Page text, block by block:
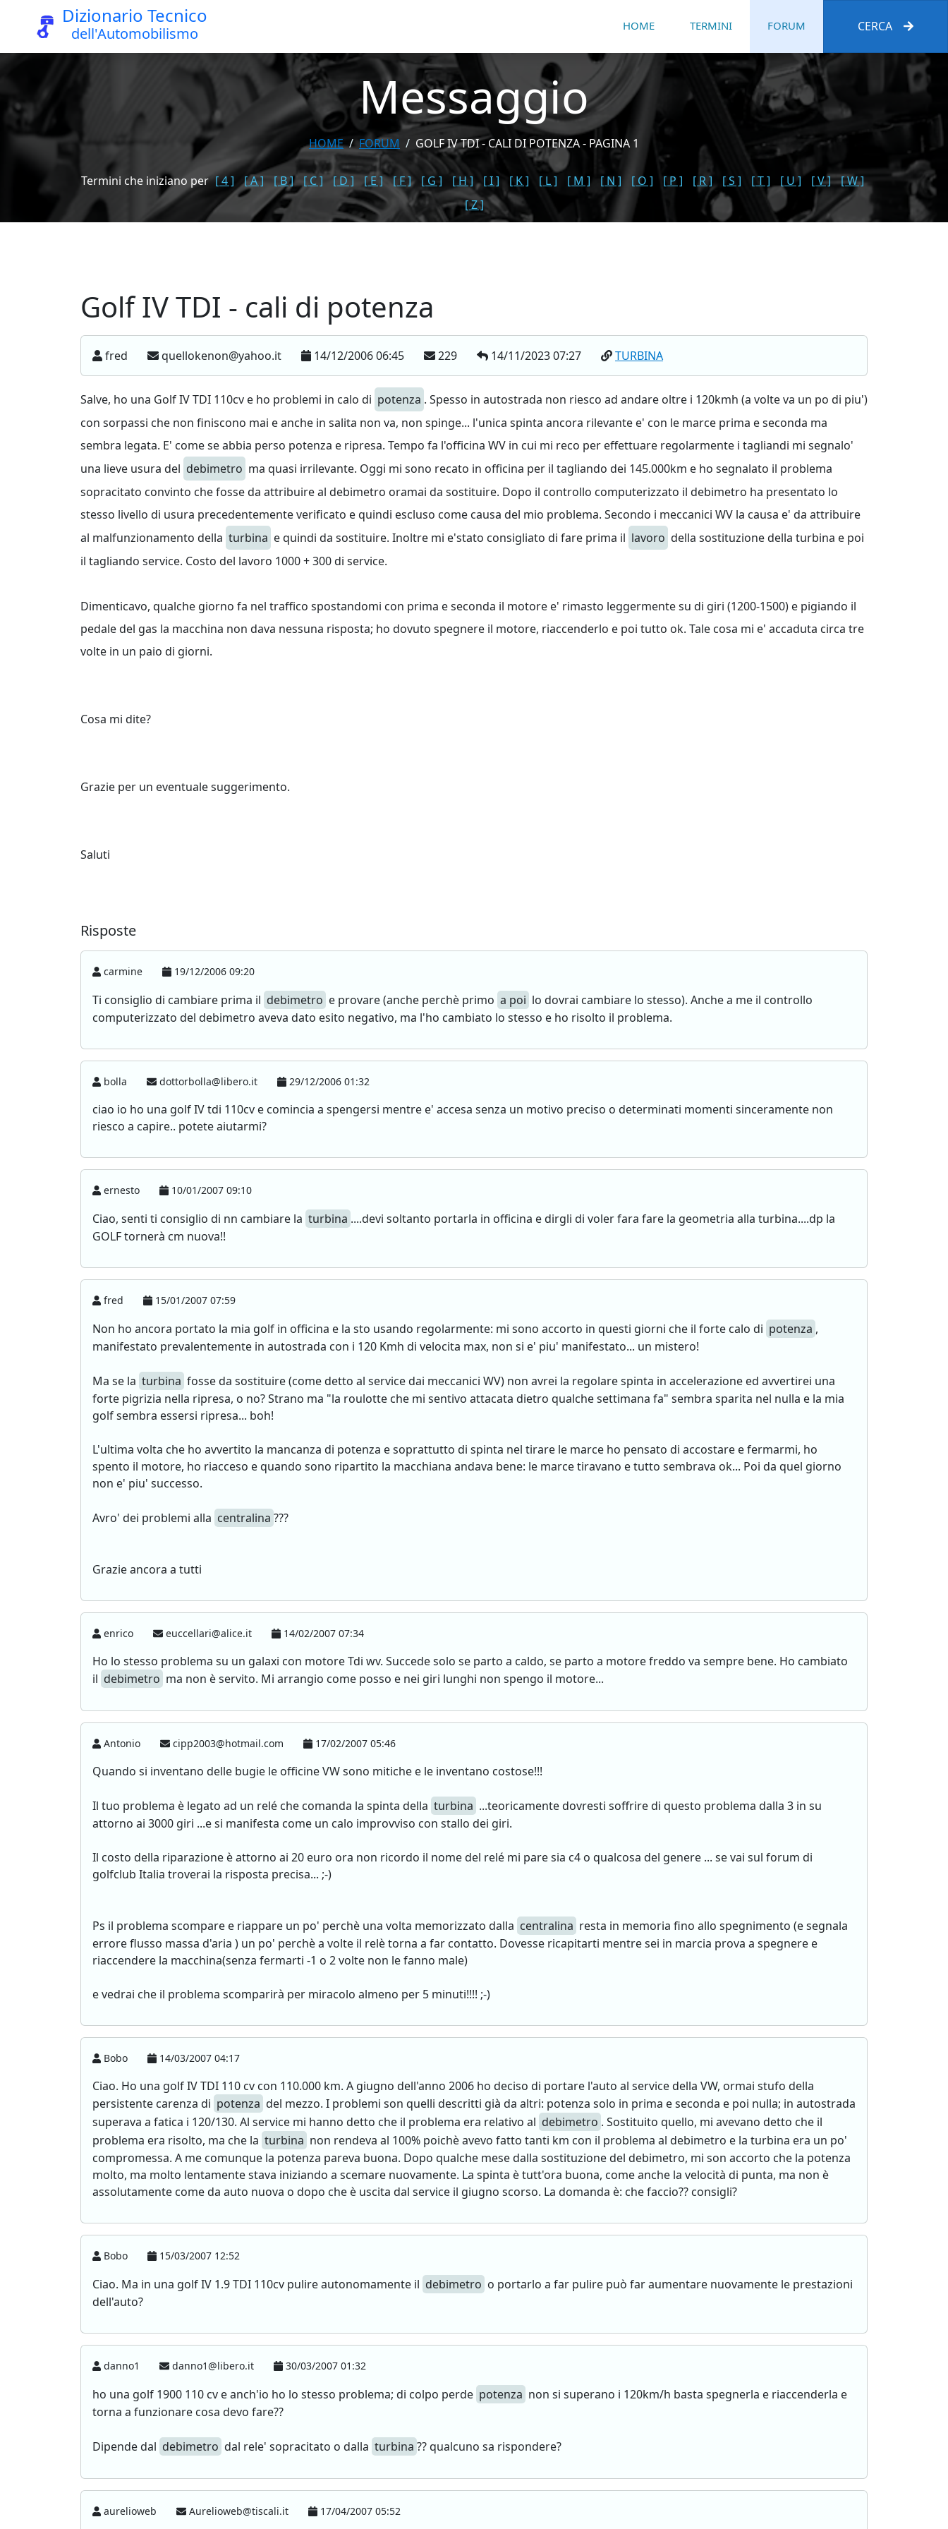
Dizionario Tecnico
dell'Automobilismo HOME TERMINI FORUM CERCA
Messaggio
HOME FORUM GOLF IV TDI - CALI DI POTENZA - PAGINA 1
Termini che iniziano per [ 4 ] [ A ] [ B ] [ C ] [ D ] [ E ] [ F ] [ G ] [ H ] [ I ] [ K ] [ L ] [ M ] [ N ] [ O ] [ P ] [ R ] [ S ] [ T ] [ U ] [ V ]
[ W ]
[ Z ]
Golf IV TDI - cali di potenza
fred quellokenon@yahoo.it 14/12/2006 06:45 229 14/11/2023 07:27 TURBINA
Salve, ho una Golf IV TDI 110cv e ho problemi in calo di potenza . Spesso in autostrada non riesco ad andare oltre i 120kmh (a volte va un po di piu')
con sorpassi che non finiscono mai e anche in salita non va, non spinge... l'unica spinta ancora rilevante e' con le marce prima e seconda ma
sembra legata. E' come se abbia perso potenza e ripresa. Tempo fa l'officina WV in cui mi reco per effettuare regolarmente i tagliandi mi segnalo'
una lieve usura del debimetro ma quasi irrilevante. Oggi mi sono recato in officina per il tagliando dei 145.000km e ho segnalato il problema
sopracitato convinto che fosse da attribuire al debimetro oramai da sostituire. Dopo il controllo computerizzato il debimetro ha presentato lo
stesso livello di usura precedentemente verificato e quindi escluso come causa del mio problema. Secondo i meccanici WV la causa e' da attribuire
al malfunzionamento della turbina e quindi da sostituire. Inoltre mi e'stato consigliato di fare prima il lavoro della sostituzione della turbina e poi
il tagliando service. Costo del lavoro 1000 + 300 di service.
Dimenticavo, qualche giorno fa nel traffico spostandomi con prima e seconda il motore e' rimasto leggermente su di giri (1200-1500) e pigiando il
pedale del gas la macchina non dava nessuna risposta; ho dovuto spegnere il motore, riaccenderlo e poi tutto ok. Tale cosa mi e' accaduta circa tre
volte in un paio di giorni.
Cosa mi dite?
Grazie per un eventuale suggerimento.
Saluti
Risposte
carmine 19/12/2006 09:20
Ti consiglio di cambiare prima il debimetro e provare (anche perchè primo a poi lo dovrai cambiare lo stesso). Anche a me il controllo
computerizzato del debimetro aveva dato esito negativo, ma l'ho cambiato lo stesso e ho risolto il problema.
bolla dottorbolla@libero.it 29/12/2006 01:32
ciao io ho una golf IV tdi 110cv e comincia a spengersi mentre e' accesa senza un motivo preciso o determinati momenti sinceramente non
riesco a capire.. potete aiutarmi?
ernesto 10/01/2007 09:10
Ciao, senti ti consiglio di nn cambiare la turbina ....devi soltanto portarla in officina e dirgli di voler fara fare la geometria alla turbina....dp la
GOLF tornerà cm nuova!!
fred 15/01/2007 07:59
Non ho ancora portato la mia golf in officina e la sto usando regolarmente: mi sono accorto in questi giorni che il forte calo di potenza ,
manifestato prevalentemente in autostrada con i 120 Kmh di velocita max, non si e' piu' manifestato... un mistero!
Ma se la turbina fosse da sostituire (come detto al service dai meccanici WV) non avrei la regolare spinta in accelerazione ed avvertirei una
forte pigrizia nella ripresa, o no? Strano ma "la roulotte che mi sentivo attacata dietro qualche settimana fa" sembra sparita nel nulla e la mia
golf sembra essersi ripresa... boh!
L'ultima volta che ho avvertito la mancanza di potenza e soprattutto di spinta nel tirare le marce ho pensato di accostare e fermarmi, ho
spento il motore, ho riacceso e quando sono ripartito la macchiana andava bene: le marce tiravano e tutto sembrava ok... Poi da quel giorno
non e' piu' successo.
Avro' dei problemi alla centralina ???
Grazie ancora a tutti
enrico euccellari@alice.it 14/02/2007 07:34
Ho lo stesso problema su un galaxi con motore Tdi wv. Succede solo se parto a caldo, se parto a motore freddo va sempre bene. Ho cambiato
il debimetro ma non è servito. Mi arrangio come posso e nei giri lunghi non spengo il motore...
Antonio cipp2003@hotmail.com 17/02/2007 05:46
Quando si inventano delle bugie le officine VW sono mitiche e le inventano costose!!!
Il tuo problema è legato ad un relé che comanda la spinta della turbina ...teoricamente dovresti soffrire di questo problema dalla 3 in su
attorno ai 3000 giri ...e si manifesta come un calo improvviso con stallo dei giri.
Il costo della riparazione è attorno ai 20 euro ora non ricordo il nome del relé mi pare sia c4 o qualcosa del genere ... se vai sul forum di
golfclub Italia troverai la risposta precisa... ;-)
Ps il problema scompare e riappare un po' perchè una volta memorizzato dalla centralina resta in memoria fino allo spegnimento (e segnala
errore flusso massa d'aria ) un po' perchè a volte il relè torna a far contatto. Dovesse ricapitarti mentre sei in marcia prova a spegnere e
riaccendere la macchina(senza fermarti -1 o 2 volte non le fanno male)
e vedrai che il problema scomparirà per miracolo almeno per 5 minuti!!!! ;-)
Bobo 14/03/2007 04:17
Ciao. Ho una golf IV TDI 110 cv con 110.000 km. A giugno dell'anno 2006 ho deciso di portare l'auto al service della VW, ormai stufo della
persistente carenza di potenza del mezzo. I problemi son quelli descritti già da altri: potenza solo in prima e seconda e poi nulla; in autostrada
superava a fatica i 120/130. Al service mi hanno detto che il problema era relativo al debimetro . Sostituito quello, mi avevano detto che il
problema era risolto, ma che la turbina non rendeva al 100% poichè avevo fatto tanti km con il problema al debimetro e la turbina era un po'
compromessa. A me comunque la potenza pareva buona. Dopo qualche mese dalla sostituzione del debimetro, mi son accorto che la potenza
molto, ma molto lentamente stava iniziando a scemare nuovamente. La spinta è tutt'ora buona, come anche la velocità di punta, ma non è
assolutamente come da auto nuova o dopo che è uscita dal service il giugno scorso. La domanda è: che faccio?? consigli?
Bobo 15/03/2007 12:52
Ciao. Ma in una golf IV 1.9 TDI 110cv pulire autonomamente il debimetro o portarlo a far pulire può far aumentare nuovamente le prestazioni
dell'auto?
danno1 danno1@libero.it 30/03/2007 01:32
ho una golf 1900 110 cv e anch'io ho lo stesso problema; di colpo perde potenza non si superano i 120km/h basta spegnerla e riaccenderla e
torna a funzionare cosa devo fare??
Dipende dal debimetro dal rele' sopracitato o dalla turbina ?? qualcuno sa rispondere?
aurelioweb Aurelioweb@tiscali.it 17/04/2007 05:52